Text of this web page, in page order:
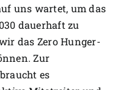
uns wartet, um das
dauerhaft zu
das Zero Hunger-
Zur
es